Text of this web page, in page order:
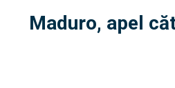
Maduro, apel